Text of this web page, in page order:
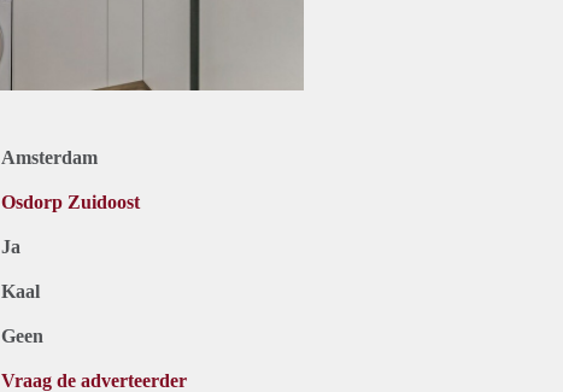
Amsterdam
Osdorp Zuidoost
Ja
Kaal
Geen
Vraag de adverteerder